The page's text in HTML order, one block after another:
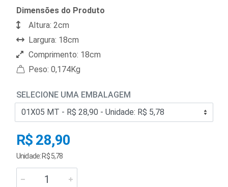
Dimensões do Produto
Altura: 2cm
Largura: 18cm
Comprimento: 18cm
Peso: 0,174Kg
SELECIONE UMA EMBALAGEM
R$ 28,90
Unidade: R$ 5,78